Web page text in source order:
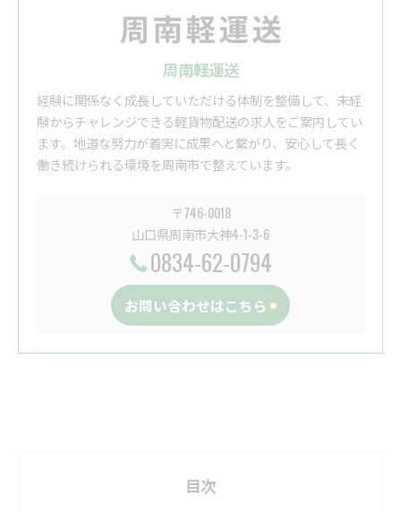
周南軽運送
経験に関係なく成長していただける体制を整備して、未経
験からチャレンジできる軽貨物配送の求人をご案内してい
ます。地道な努力が着実に成果へと繋がり、安心して長く
働き続けられる環境を周南市で整えています。
〒746-0018
山口県周南市大神4-1-3-6
0834-62-0794
お問い合わせはこちら
目次